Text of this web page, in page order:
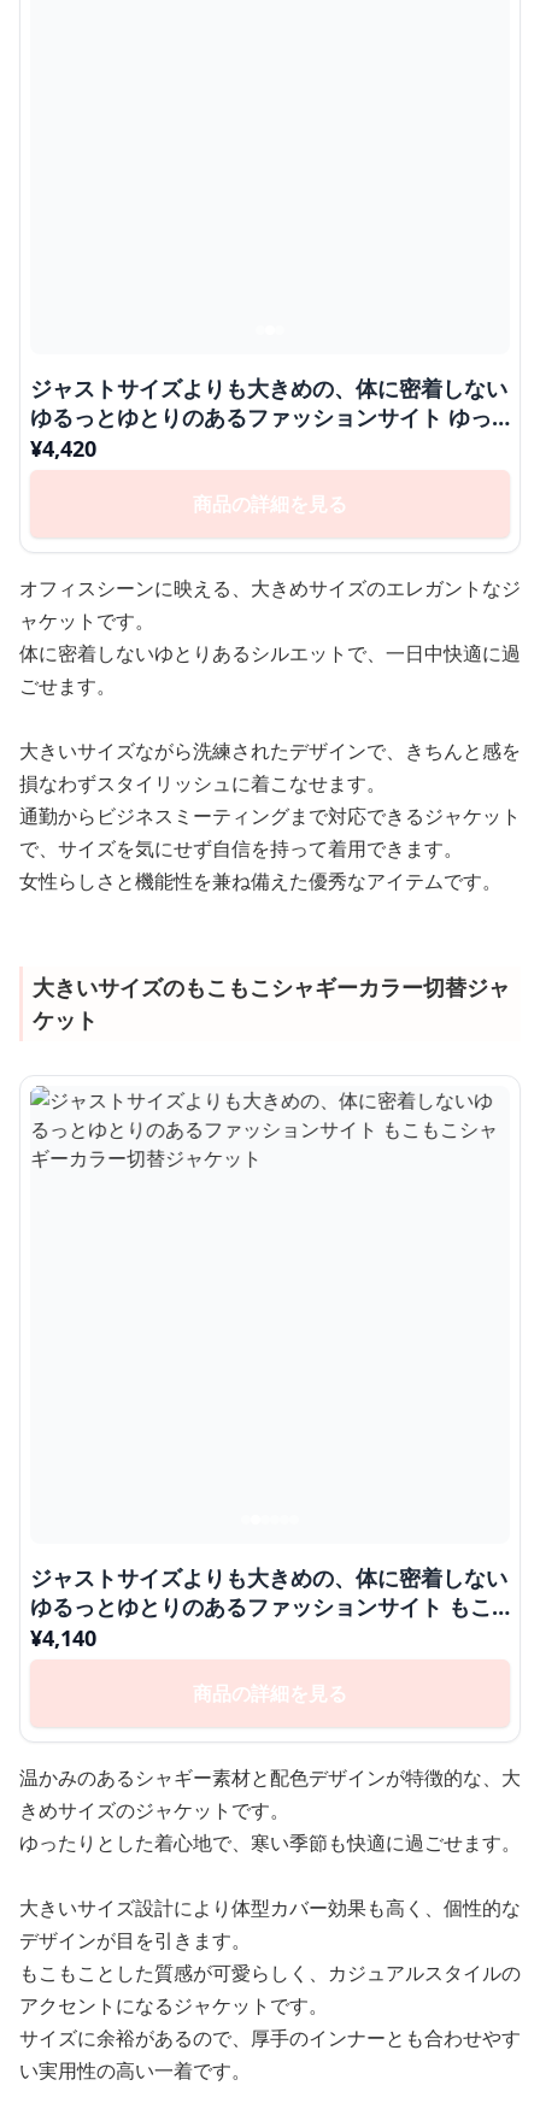
ジャストサイズよりも大きめの、体に密着しない
ゆるっとゆとりのあるファッションサイト ゆっ
たりエレガントオフィスジャケット
¥4,420
商品の詳細を見る
オフィスシーンに映える、大きめサイズのエレガントなジ
ャケットです。
体に密着しないゆとりあるシルエットで、一日中快適に過
ごせます。
大きいサイズながら洗練されたデザインで、きちんと感を
損なわずスタイリッシュに着こなせます。
通勤からビジネスミーティングまで対応できるジャケット
で、サイズを気にせず自信を持って着用できます。
女性らしさと機能性を兼ね備えた優秀なアイテムです。
大きいサイズのもこもこシャギーカラー切替ジャ
ケット
ジャストサイズよりも大きめの、体に密着しない
ゆるっとゆとりのあるファッションサイト もこ
もこシャギーカラー切替ジャケット
¥4,140
商品の詳細を見る
温かみのあるシャギー素材と配色デザインが特徴的な、大
きめサイズのジャケットです。
ゆったりとした着心地で、寒い季節も快適に過ごせます。
大きいサイズ設計により体型カバー効果も高く、個性的な
デザインが目を引きます。
もこもことした質感が可愛らしく、カジュアルスタイルの
アクセントになるジャケットです。
サイズに余裕があるので、厚手のインナーとも合わせやす
い実用性の高い一着です。